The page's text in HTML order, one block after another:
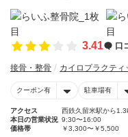
3.41 口
接骨・整骨 カイロプラクティ
クーポン有 駐車場有
アクセス
西鉄久留米駅から
本日の営業状況 9:30〜16:00
価格帯
￥3,300〜￥5,500